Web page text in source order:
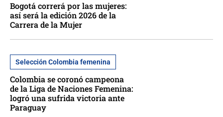
Bogotá correrá por las mujeres:
así será la edición 2026 de la
Carrera de la Mujer
Selección Colombia femenina
Colombia se coronó campeona
de la Liga de Naciones Femenina:
logró una sufrida victoria ante
Paraguay